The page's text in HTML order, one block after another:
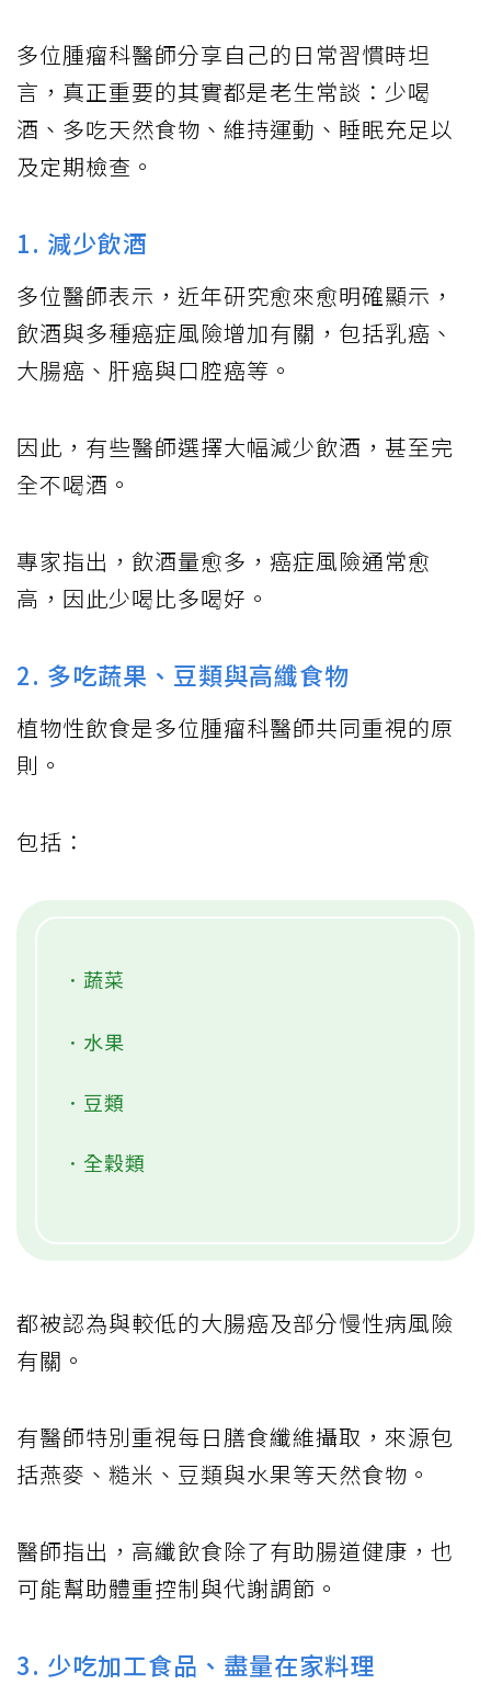
多位腫瘤科醫師分享自己的日常習慣時坦
言，真正重要的其實都是老生常談：少喝
酒、多吃天然食物、維持運動、睡眠充足以
及定期檢查。
1. 減少飲酒
多位醫師表示，近年研究愈來愈明確顯示，
飲酒與多種癌症風險增加有關，包括乳癌、
大腸癌、肝癌與口腔癌等。
因此，有些醫師選擇大幅減少飲酒，甚至完
全不喝酒。
專家指出，飲酒量愈多，癌症風險通常愈
高，因此少喝比多喝好。
2. 多吃蔬果、豆類與高纖食物
植物性飲食是多位腫瘤科醫師共同重視的原
則。
包括：
．蔬菜
．水果
．豆類
．全穀類
都被認為與較低的大腸癌及部分慢性病風險
有關。
有醫師特別重視每日膳食纖維攝取，來源包
括燕麥、糙米、豆類與水果等天然食物。
醫師指出，高纖飲食除了有助腸道健康，也
可能幫助體重控制與代謝調節。
3. 少吃加工食品、盡量在家料理